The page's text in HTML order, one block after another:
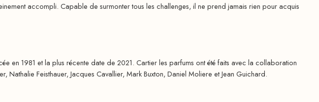
accompli. Capable de surmonter tous les challenges, il ne prend jamais rien pour acquis
en 1981 et la plus récente date de 2021. Cartier les parfums ont été faits avec la collaboration
Nathalie Feisthauer, Jacques Cavallier, Mark Buxton, Daniel Moliere et Jean Guichard.